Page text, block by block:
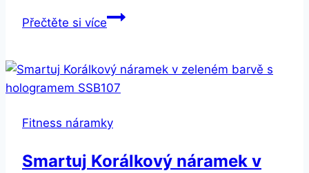
Přečtěte si víceSmartuj
pro
fitness
Aligator/
M2
Fitness náramky
Smartuj Korálkový náramek v